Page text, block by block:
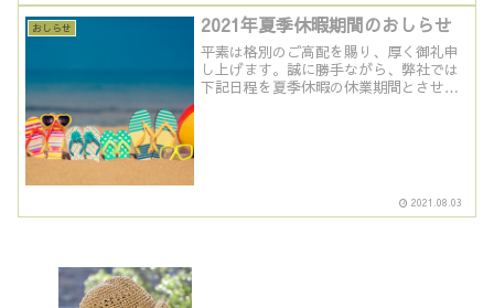
おしらせ 2021年夏季休暇期間のおしらせ
平素は格別のご高配を賜り、厚く御礼申
し上げます。誠に勝手ながら、弊社では
下記日程を夏季休暇の休業期間とさせて
2021.08.03